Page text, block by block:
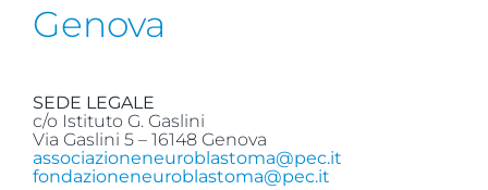
Genova
SEDE LEGALE
c/o Istituto G. Gaslini
Via Gaslini 5 – 16148 Genova
associazioneneuroblastoma@pec.it
fondazioneneuroblastoma@pec.it